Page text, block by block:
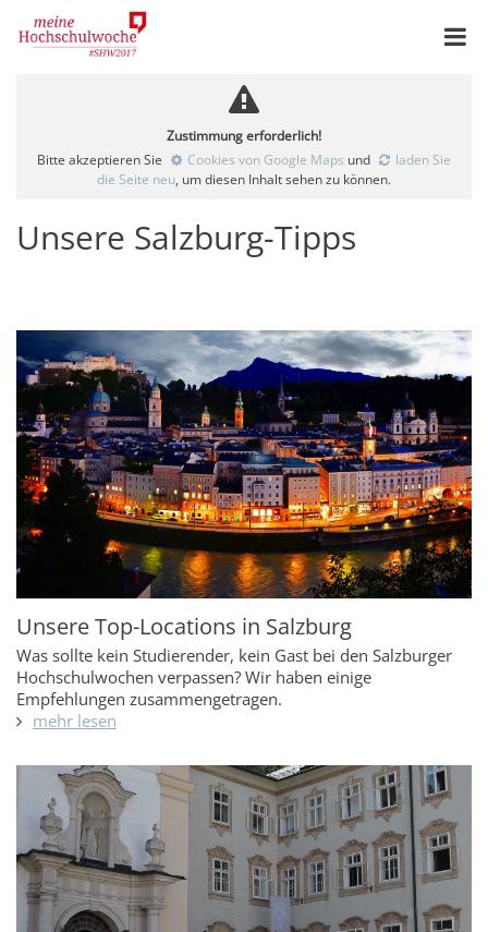
Zustimmung erforderlich!
Bitte akzeptieren Sie
Cookies von Google Maps und
laden Sie
die Seite neu, um diesen Inhalt sehen zu können.
Unsere Salzburg-Tipps
Unsere Top-Locations in Salzburg
Was sollte kein Studierender, kein Gast bei den Salzburger
Hochschulwochen verpassen? Wir haben einige
Empfehlungen zusammengetragen.
mehr lesen